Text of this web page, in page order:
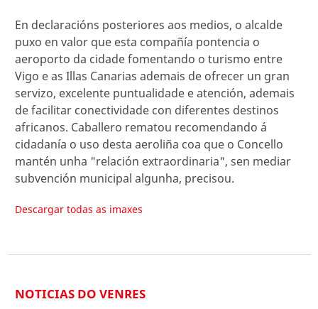
En declaracións posteriores aos medios, o alcalde
puxo en valor que esta compañía pontencia o
aeroporto da cidade fomentando o turismo entre
Vigo e as Illas Canarias ademais de ofrecer un gran
servizo, excelente puntualidade e atención, ademais
de facilitar conectividade con diferentes destinos
africanos. Caballero rematou recomendando á
cidadanía o uso desta aeroliña coa que o Concello
mantén unha "relación extraordinaria", sen mediar
subvención municipal algunha, precisou.
Descargar todas as imaxes
NOTICIAS DO VENRES